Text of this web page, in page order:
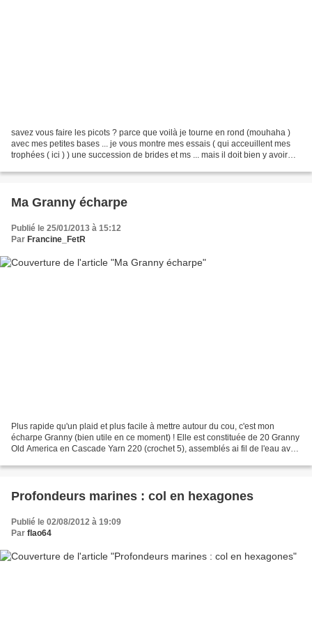
savez vous faire les picots ? parce que voilà je tourne en rond (mouhaha )
avec mes petites bases ... je vous montre mes essais ( qui acceuillent mes
trophées ( ici ) ) une succession de brides et ms ... mais il doit bien y avoir
Ma Granny écharpe
Publié le 25/01/2013 à 15:12
Par Francine_FetR
Plus rapide qu'un plaid et plus facile à mettre autour du cou, c'est mon
écharpe Granny (bien utile en ce moment) ! Elle est constituée de 20 Granny
Old America en Cascade Yarn 220 (crochet 5), assemblés ai fil de l'eau avec
Profondeurs marines : col en hexagones
Publié le 02/08/2012 à 19:09
Par flao64